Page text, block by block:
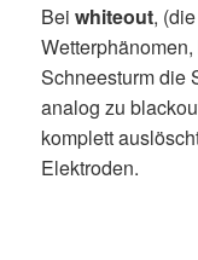
Beiwhiteout,
Schneesturm die
analog zu
komplett
Elektroden.